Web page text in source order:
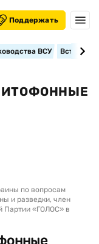
Поддержать
ВСУ
по вопросам
и разведки, член
Партии «ГОЛОС» в